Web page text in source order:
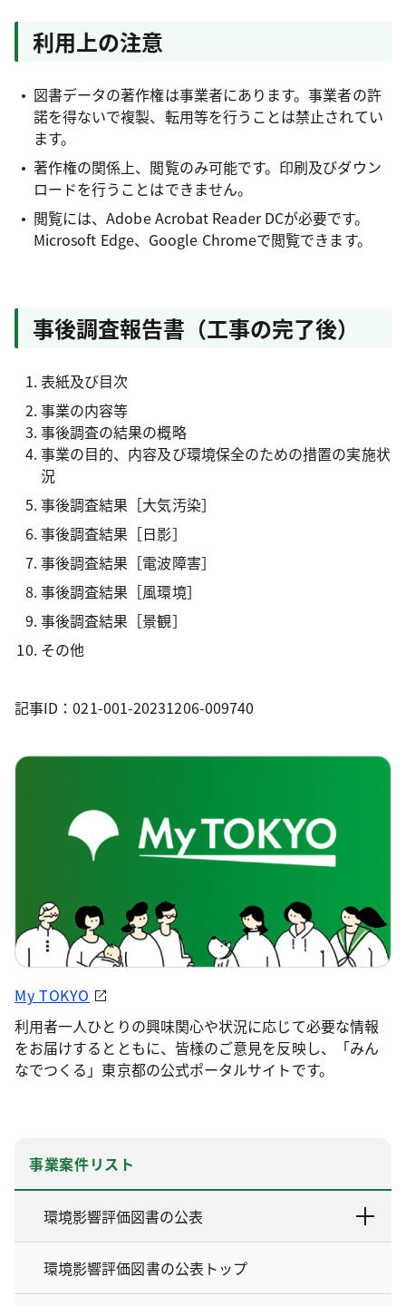
利用上の注意
図書データの著作権は事業者にあります。事業者の許
諾を得ないで複製、転用等を行うことは禁止されてい
ます。
著作権の関係上、閲覧のみ可能です。印刷及びダウン
ロードを行うことはできません。
閲覧には、Adobe Acrobat Reader DCが必要です。
Microsoft Edge、Google Chromeで閲覧できます。
事後調査報告書（工事の完了後）
表紙及び目次
事業の内容等
事後調査の結果の概略
事業の目的、内容及び環境保全のための措置の実施状
況
事後調査結果［大気汚染］
事後調査結果［日影］
事後調査結果［電波障害］
事後調査結果［風環境］
事後調査結果［景観］
その他
記事ID：021-001-20231206-009740
My TOKYO
利用者一人ひとりの興味関心や状況に応じて必要な情報
をお届けするとともに、皆様のご意見を反映し、「みん
なでつくる」東京都の公式ポータルサイトです。
事業案件リスト
環境影響評価図書の公表
環境影響評価図書の公表トップ